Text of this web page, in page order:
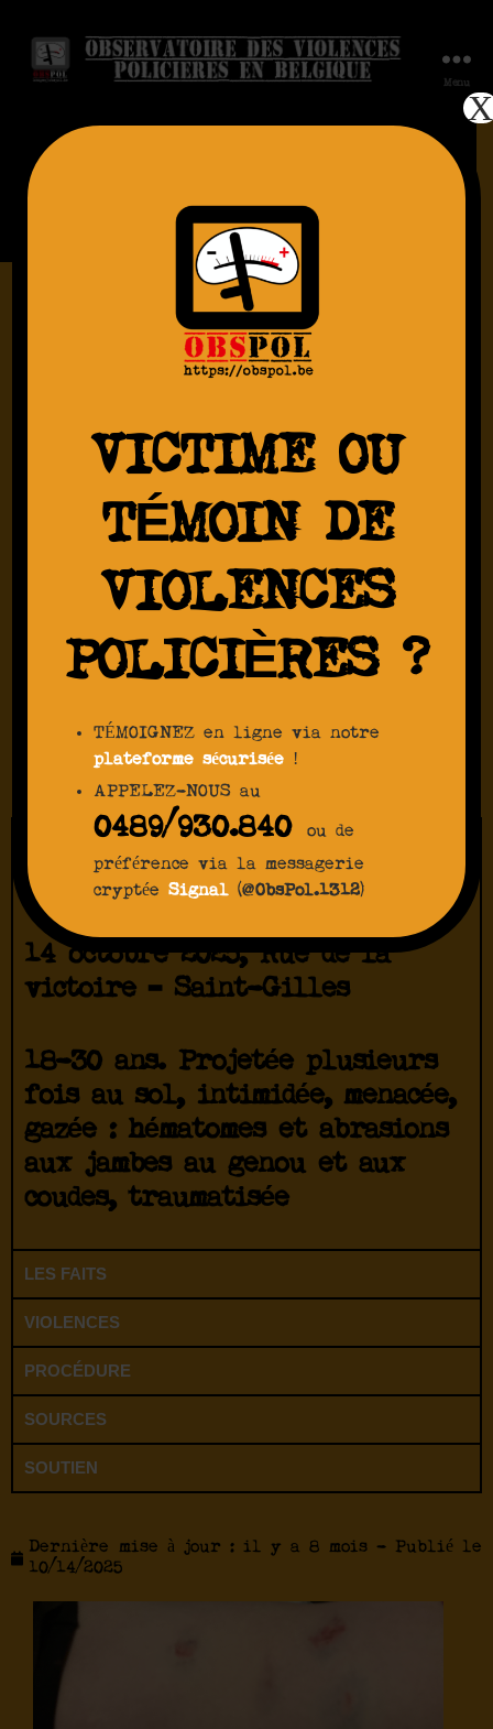
Menu
Étiquette :
AGRESSION
R., 14.10.2025. Brutalisée – Bruxelles
BRUTALISÉE
14 octobre 2025, Rue de la
victoire – Saint-Gilles
18-30 ans. Projetée plusieurs
fois au sol, intimidée, menacée,
gazée : hématomes et abrasions
aux jambes au genou et aux
coudes, traumatisée
LES FAITS
VIOLENCES
PROCÉDURE
SOURCES
SOUTIEN
Dernière mise à jour : il y a 8 mois - Publié le
10/14/2025
VICTIME OU
TÉMOIN DE
VIOLENCES
POLICIÈRES ?
TÉMOIGNEZ en ligne via notre
plateforme sécurisée !
APPELEZ-NOUS au
0489/930.840ou de
préférence via la messagerie
cryptéeSignal (@ObsPol.1312)
X